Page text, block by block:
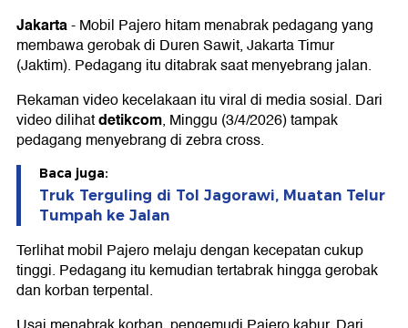
Jakarta-Mobil Pajero hitam menabrak pedagang yang
membawa gerobak di Duren Sawit, Jakarta Timur
(Jaktim). Pedagang itu ditabrak saat menyebrang jalan.
Rekaman video kecelakaan itu viral di media sosial. Dari
video dilihatdetikcom, Minggu (3/4/2026) tampak
pedagang menyebrang di zebra cross.
Baca juga:
Truk Terguling di Tol Jagorawi, Muatan Telur
Tumpah ke Jalan
Terlihat mobil Pajero melaju dengan kecepatan cukup
tinggi. Pedagang itu kemudian tertabrak hingga gerobak
dan korban terpental.